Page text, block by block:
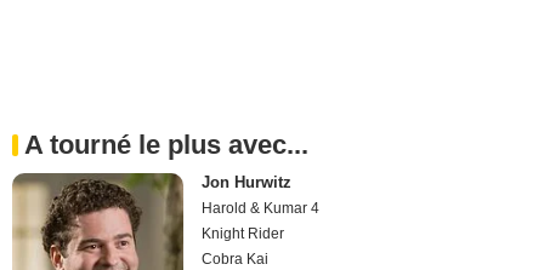
A tourné le plus avec...
Jon Hurwitz
Harold & Kumar 4
Knight Rider
Cobra Kai